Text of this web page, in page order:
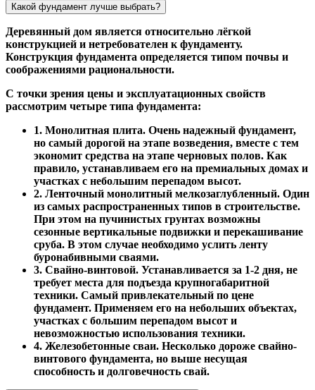
Какой фундамент лучше выбрать?
Деревянный дом является относительно лёгкой
конструкцией и нетребователен к фундаменту.
Конструкция фундамента определяется типом почвы и
соображениями рациональности.
С точки зрения цены и эксплуатационных свойств
рассмотрим четыре типа фундамента:
1. Монолитная плита. Очень надежный фундамент,
но самый дорогой на этапе возведения, вместе с тем
экономит средства на этапе черновых полов. Как
правило, устанавливаем его на премиальных домах и
участках с небольшим перепадом высот.
2. Ленточный монолитный мелкозаглубленный. Один
из самых распространенных типов в строительстве.
При этом на пучинистых грунтах возможны
сезонные вертикальные подвижки и перекашивание
сруба. В этом случае необходимо услить ленту
буронабивными сваями.
3. Свайно-винтовой. Устанавливается за 1-2 дня, не
требует места для подъезда крупногабаритной
техники. Самый привлекательный по цене
фундамент. Применяем его на небольших объектах,
участках с большим перепадом высот и
невозможностью использования техники.
4. Железобетонные сваи. Несколько дороже свайно-
винтового фундамента, но выше несущая
способность и долговечность свай.